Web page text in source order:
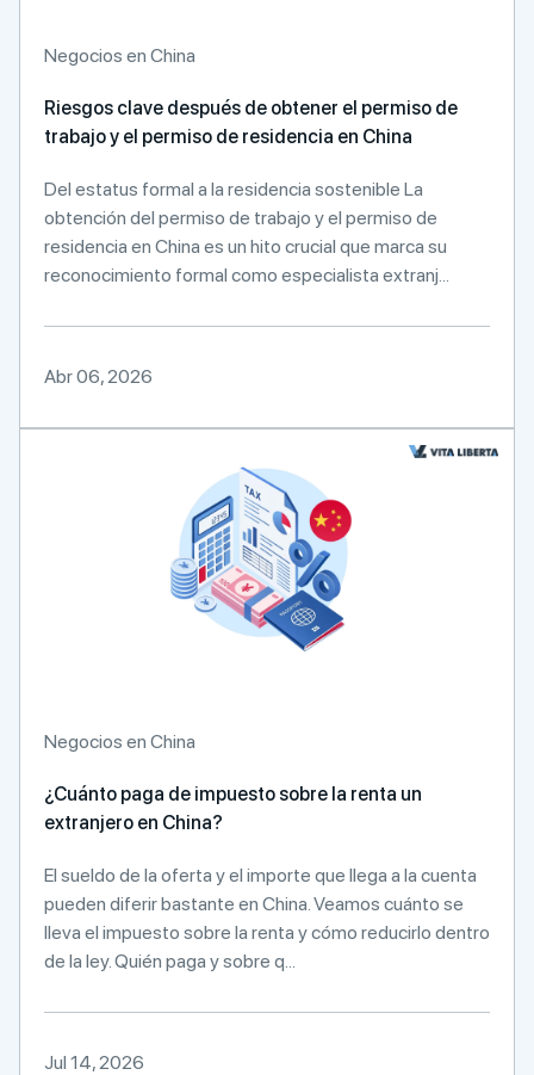
Negocios en China
Riesgos clave después de obtener el permiso de
trabajo y el permiso de residencia en China
Del estatus formal a la residencia sostenible La
obtención del permiso de trabajo y el permiso de
residencia en China es un hito crucial que marca su
reconocimiento formal como especialista extranj...
Abr 06, 2026
Negocios en China
¿Cuánto paga de impuesto sobre la renta un
extranjero en China?
El sueldo de la oferta y el importe que llega a la cuenta
pueden diferir bastante en China. Veamos cuánto se
lleva el impuesto sobre la renta y cómo reducirlo dentro
de la ley. Quién paga y sobre q...
Jul 14, 2026